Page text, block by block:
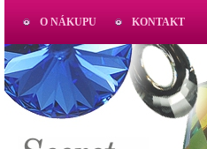
O NÁKUPU KONTAKT
AKTUAL
www.aktual-koralky.cz